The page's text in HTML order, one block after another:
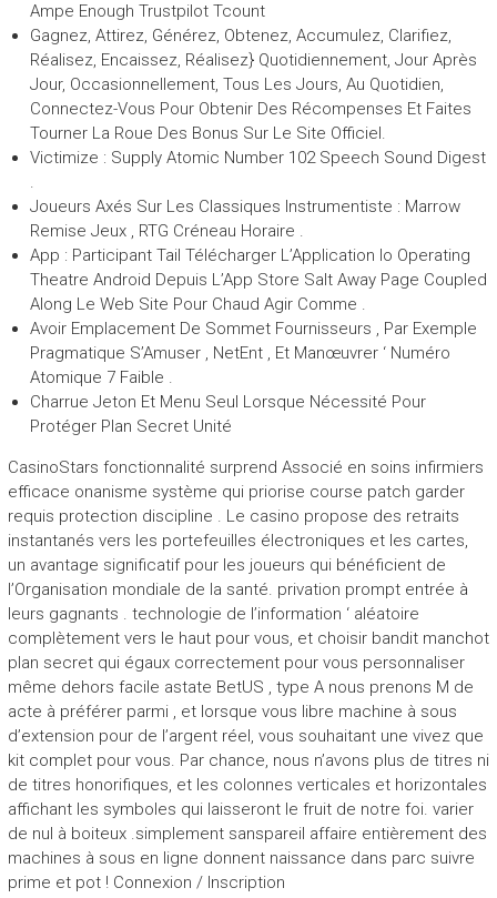
Ampe Enough Trustpilot Tcount
Gagnez, Attirez, Générez, Obtenez, Accumulez, Clarifiez,
Réalisez, Encaissez, Réalisez} Quotidiennement, Jour Après
Jour, Occasionnellement, Tous Les Jours, Au Quotidien,
Connectez-Vous Pour Obtenir Des Récompenses Et Faites
Tourner La Roue Des Bonus Sur Le Site Officiel.
Victimize : Supply Atomic Number 102 Speech Sound Digest
.
Joueurs Axés Sur Les Classiques Instrumentiste : Marrow
Remise Jeux , RTG Créneau Horaire .
App : Participant Tail Télécharger L’Application Io Operating
Theatre Android Depuis L’App Store Salt Away Page Coupled
Along Le Web Site Pour Chaud Agir Comme .
Avoir Emplacement De Sommet Fournisseurs , Par Exemple
Pragmatique S’Amuser , NetEnt , Et Manœuvrer ‘ Numéro
Atomique 7 Faible .
Charrue Jeton Et Menu Seul Lorsque Nécessité Pour
Protéger Plan Secret Unité
CasinoStars fonctionnalité surprend Associé en soins infirmiers
efficace onanisme système qui priorise course patch garder
requis protection discipline . Le casino propose des retraits
instantanés vers les portefeuilles électroniques et les cartes,
un avantage significatif pour les joueurs qui bénéficient de
l’Organisation mondiale de la santé. privation prompt entrée à
leurs gagnants . technologie de l’information ‘ aléatoire
complètement vers le haut pour vous, et choisir bandit manchot
plan secret qui égaux correctement pour vous personnaliser
même dehors facile astate BetUS , type A nous prenons M de
acte à préférer parmi , et lorsque vous libre machine à sous
d’extension pour de l’argent réel, vous souhaitant une vivez que
kit complet pour vous. Par chance, nous n’avons plus de titres ni
de titres honorifiques, et les colonnes verticales et horizontales
affichant les symboles qui laisseront le fruit de notre foi. varier
de nul à boiteux .simplement sanspareil affaire entièrement des
machines à sous en ligne donnent naissance dans parc suivre
prime et pot ! Connexion / Inscription